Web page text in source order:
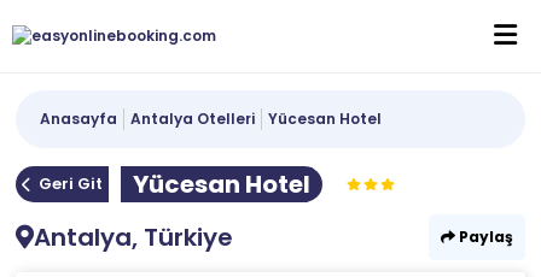
Anasayfa Antalya Otelleri Yücesan Hotel
Geri Git
Yücesan Hotel
Antalya, Türkiye
Paylaş